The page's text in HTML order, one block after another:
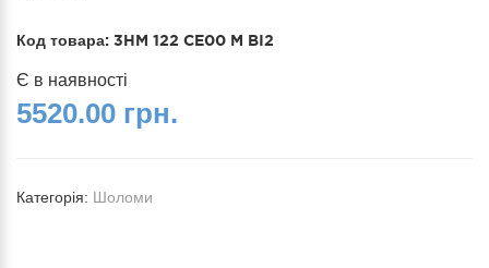
Код товара: 3HM 122 CE00 M BI2
Є в наявності
5520.00 грн.
Категорія: Шоломи